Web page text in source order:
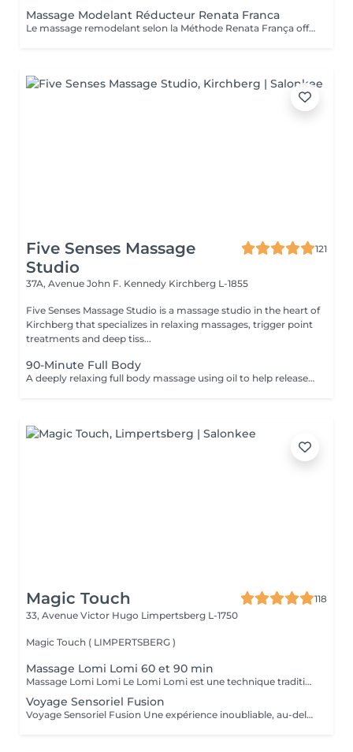
Massage Modelant Réducteur Renata Franca
Le massage remodelant selon la Méthode Renata França offre des résultats surprenants, car il a été conçu pour remodeler les adipocytes, c'est-à-dire déplacer la graisse vers les zones appropriées et ainsi mieux dessiner les contours du corps. Le pétrissage et les glissements ne sont que quelques-unes des manuvres qui promettent de redessiner la silhouette et d'offrir des courbes plus harmonieuses.
Five Senses Massage
Studio
121
37A, Avenue John F. Kennedy Kirchberg L-1855
Five Senses Massage Studio is a massage studio in the heart of
Kirchberg that specializes in relaxing massages, trigger point
treatments and deep tiss...
90-Minute Full Body
A deeply relaxing full body massage using oil to help release tension, calm the nervous system, and restore overall wellbeing. The treatment typically includes the feet, legs (front and back), back, arms, shoulders, and neck. Pressure and focus areas can be adjusted according to your needs and preferences and discussed before the session.
Magic Touch
118
33, Avenue Victor Hugo Limpertsberg L-1750
Magic Touch ( LIMPERTSBERG )
Massage Lomi Lomi 60 et 90 min
Massage Lomi Lomi Le Lomi Lomi est une technique traditionnelle hawaïenne qui va bien au-delà du simple toucher c'est une invitation à l'harmonie entre le corps, l'esprit et l'âme. Avec des mouvements longs, fluides et rythmés, rappelant le va-et-vient des vagues de l'océan, le praticien enveloppe le corps avec ses mains et ses avant-bras, créant une expérience d'accueil profond. Bienfaits : Relaxation profonde Soulagement des tensions musculaires Amélioration de la circulation et de l'énergie vitale Sensation de légèreté, de renouveau et de bien-être Un véritable câlin sous forme de soin.
Voyage Sensoriel Fusion
Voyage Sensoriel Fusion Une expérience inoubliable, au-delà du massage Plus qu'un simple massage, c'est une véritable expérience immersive qui invite à l'harmonie entre le corps, l'esprit et l'âme. Grâce à des mouvements longs, fluides et enveloppants, associés à la puissance de la luminothérapie, de l'aromathérapie, de la musicothérapie et de l'alignement des chakras, vous êtes transporté(e) dans un univers unique de détente et de connexion intérieure. Les bienfaits : Libération des tensions physiques et mentales Réduction immédiate du stress Circulation d'énergie et sensation de vitalité Bien-être profond, légèreté et renouveau Une expérience inoubliable comme un voyage qui réveille tous vos sens.